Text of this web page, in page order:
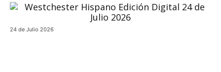
24 de Julio 2026